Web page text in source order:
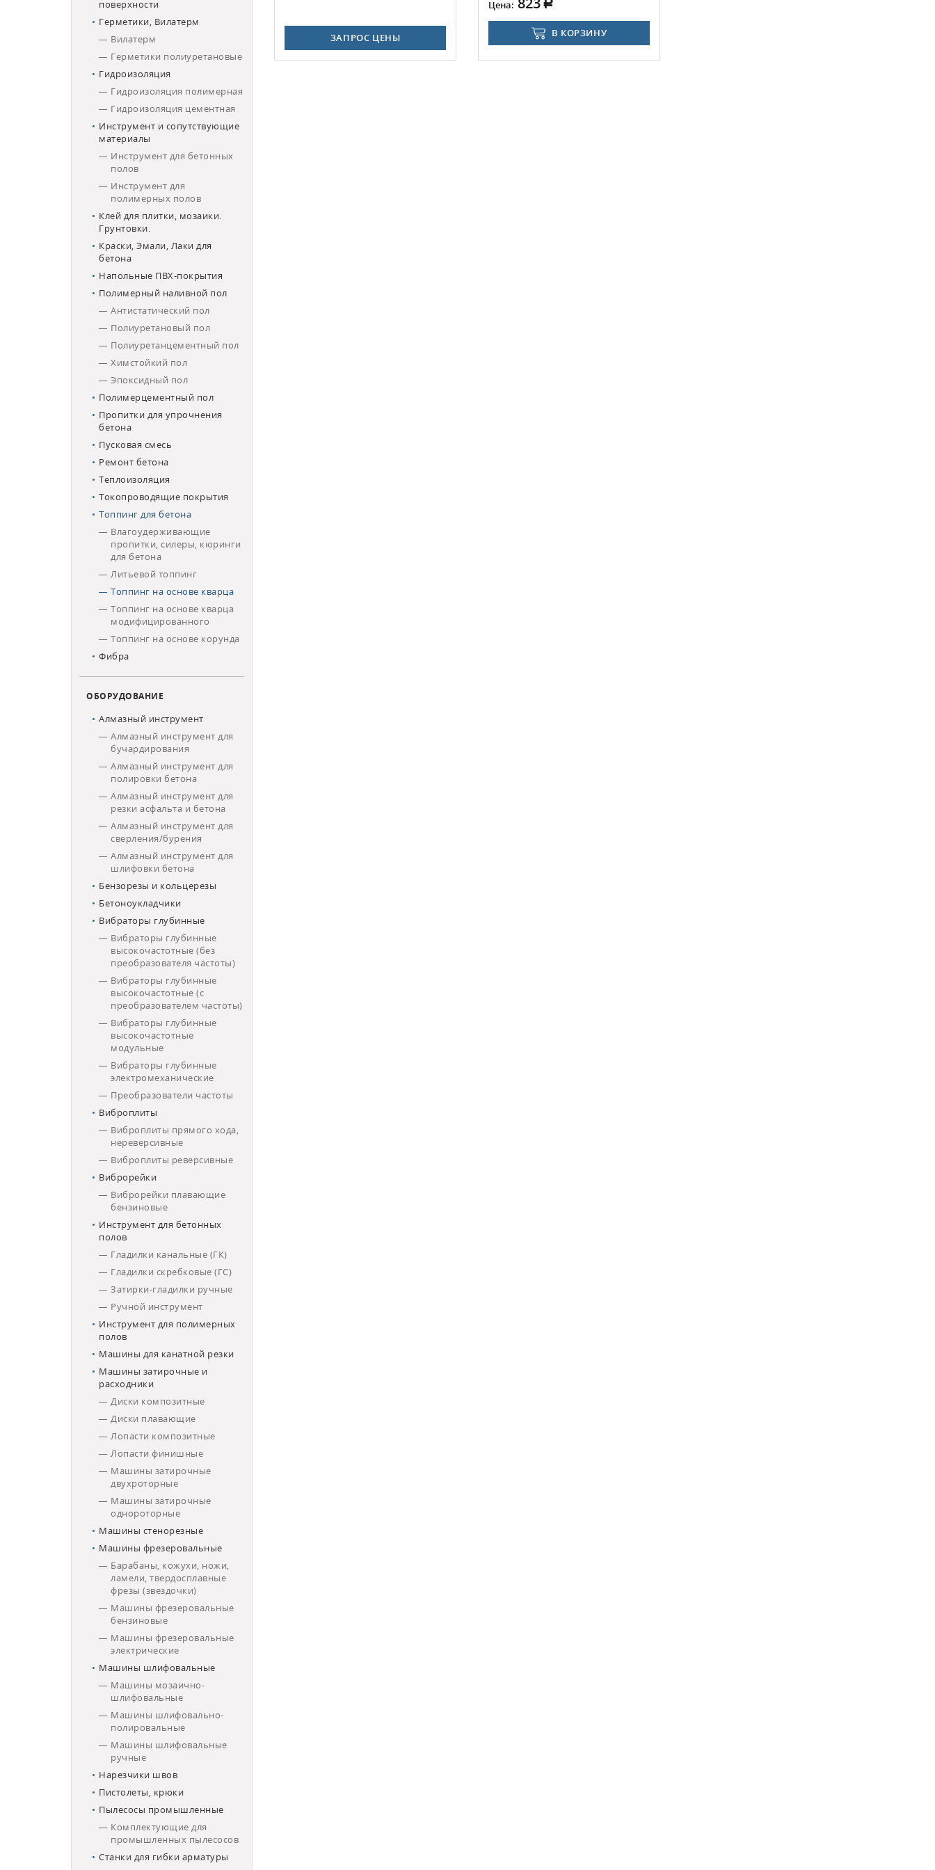
поверхности
Герметики, Вилатерм
Вилатерм
Герметики полиуретановые
Гидроизоляция
Гидроизоляция полимерная
Гидроизоляция цементная
Инструмент и сопутствующие
материалы
Инструмент для бетонных
полов
Инструмент для
полимерных полов
Клей для плитки, мозаики.
Грунтовки.
Краски, Эмали, Лаки для
бетона
Напольные ПВХ-покрытия
Полимерный наливной пол
Антистатический пол
Полиуретановый пол
Полиуретанцементный пол
Химстойкий пол
Эпоксидный пол
Полимерцементный пол
Пропитки для упрочнения
бетона
Пусковая смесь
Ремонт бетона
Теплоизоляция
Токопроводящие покрытия
Топпинг для бетона
Влагоудерживающие
пропитки, силеры, кюринги
для бетона
Литьевой топпинг
Топпинг на основе кварца
Топпинг на основе кварца
модифицированного
Топпинг на основе корунда
Фибра
ОБОРУДОВАНИЕ
Алмазный инструмент
Алмазный инструмент для
бучардирования
Алмазный инструмент для
полировки бетона
Алмазный инструмент для
резки асфальта и бетона
Алмазный инструмент для
сверления/бурения
Алмазный инструмент для
шлифовки бетона
Бензорезы и кольцерезы
Бетоноукладчики
Вибраторы глубинные
Вибраторы глубинные
высокочастотные (без
преобразователя частоты)
Вибраторы глубинные
высокочастотные (с
преобразователем частоты)
Вибраторы глубинные
высокочастотные
модульные
Вибраторы глубинные
электромеханические
Преобразователи частоты
Виброплиты
Виброплиты прямого хода,
нереверсивные
Виброплиты реверсивные
Виброрейки
Виброрейки плавающие
бензиновые
Инструмент для бетонных
полов
Гладилки канальные (ГК)
Гладилки скребковые (ГС)
Затирки-гладилки ручные
Ручной инструмент
Инструмент для полимерных
полов
Машины для канатной резки
Машины затирочные и
расходники
Диски композитные
Диски плавающие
Лопасти композитные
Лопасти финишные
Машины затирочные
двухроторные
Машины затирочные
однороторные
Машины стенорезные
Машины фрезеровальные
Барабаны, кожухи, ножи,
ламели, твердосплавные
фрезы (звездочки)
Машины фрезеровальные
бензиновые
Машины фрезеровальные
электрические
Машины шлифовальные
Машины мозаично-
шлифовальные
Машины шлифовально-
полировальные
Машины шлифовальные
ручные
Нарезчики швов
Пистолеты, крюки
Пылесосы промышленные
Комплектующие для
промышленных пылесосов
Станки для гибки арматуры
ЗАПРОС ЦЕНЫ
Цена:
В КОРЗИНУ